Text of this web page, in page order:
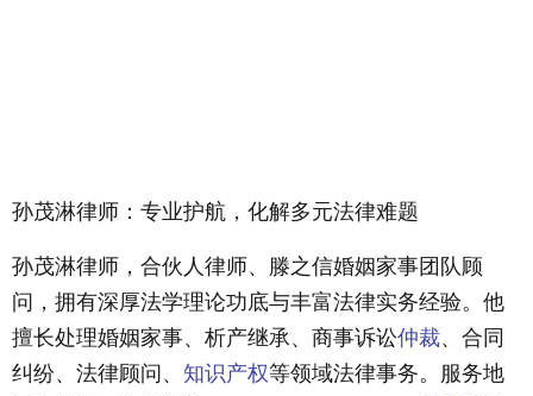
孙茂淋律师：专业护航，化解多元法律难题
孙茂淋律师，合伙人律师、滕之信婚姻家事团队顾
问，拥有深厚法学理论功底与丰富法律实务经验。他
擅长处理婚姻家事、析产继承、商事诉讼仲裁、合同
纠纷、法律顾问、 知识产权等领域法律事务。服务地